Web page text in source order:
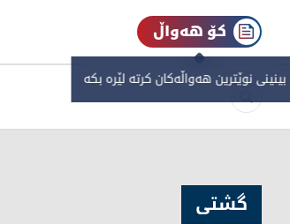
کۆ هەواڵ
نوێترین هەواڵەکان کرتە لێرە بکە
گشتی